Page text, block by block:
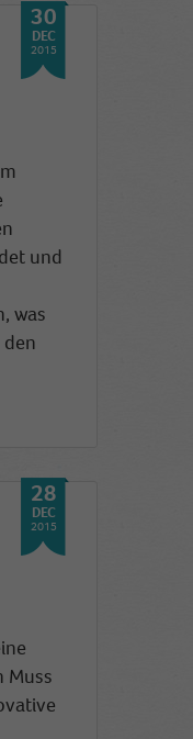
30
DEC
2015
und
was
28
DEC
2015
Muss